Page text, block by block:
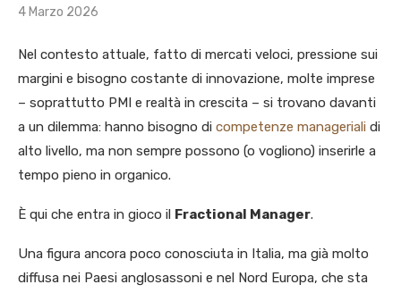
4 Marzo 2026
Nel contesto attuale, fatto di mercati veloci, pressione sui
margini e bisogno costante di innovazione, molte imprese
– soprattutto PMI e realtà in crescita – si trovano davanti
a un dilemma: hanno bisogno di competenze manageriali di
alto livello, ma non sempre possono (o vogliono) inserirle a
tempo pieno in organico.
È qui che entra in gioco il Fractional Manager.
Una figura ancora poco conosciuta in Italia, ma già molto
diffusa nei Paesi anglosassoni e nel Nord Europa, che sta